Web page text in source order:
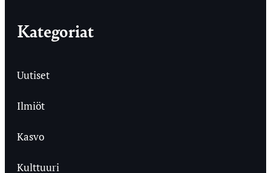
Kategoriat
Uutiset
Ilmiöt
Kasvo
Kulttuuri